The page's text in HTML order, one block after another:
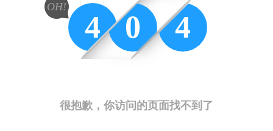
4 0 4
OH!
很抱歉，你访问的页面找不到了